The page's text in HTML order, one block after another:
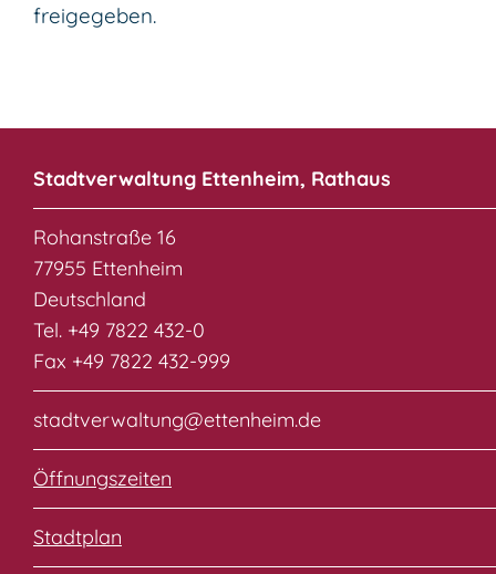
freigegeben.
Stadtverwaltung Ettenheim, Rathaus
Rohanstraße 16
77955 Ettenheim
Deutschland
Tel. +49 7822 432-0
Fax +49 7822 432-999
stadtverwaltung@ettenheim.de
Öffnungszeiten
Stadtplan